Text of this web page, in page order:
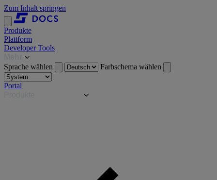
Zum Inhalt springen
Produkte
Plattform
Developer Tools
Sprache wählen
Farbschema wählen
Portal